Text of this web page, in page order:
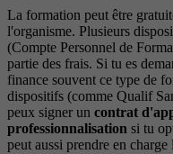
La formation peut être
l'organisme. Plusieurs
(Compte Personnel de
partie des frais. Si tu es
finance souvent ce type de
dispositifs (comme Qualif
peux signer un contrat
professionnalisation si tu
peut aussi prendre en